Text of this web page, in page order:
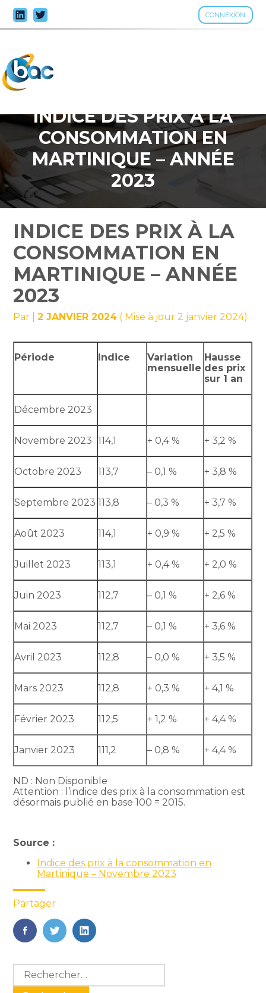
CONNEXION
Aller
au
INDICE DES PRIX À LA
CONSOMMATION EN
MARTINIQUE – ANNÉE
2023
INDICE DES PRIX À LA
CONSOMMATION EN
MARTINIQUE – ANNÉE
2023
Par |2 JANVIER 2024 ( Mise à jour 2 janvier 2024)
Période Indice
Variation
mensuelle
Hausse
des prix
sur 1 an
Décembre 2023
Novembre 2023 114,1 + 0,4 % + 3,2 %
Octobre 2023 113,7 – 0,1 % + 3,8 %
Septembre 2023 113,8 – 0,3 % + 3,7 %
Août 2023 114,1 + 0,9 % + 2,5 %
Juillet 2023 113,1 + 0,4 % + 2,0 %
Juin 2023 112,7 – 0,1 % + 2,6 %
Mai 2023 112,7 – 0,1 % + 3,6 %
Avril 2023 112,8 – 0,0 % + 3,5 %
Mars 2023 112,8 + 0,3 % + 4,1 %
Février 2023 112,5 + 1,2 % + 4,4 %
Janvier 2023 111,2 – 0,8 % + 4,4 %
ND : Non Disponible
Attention : l’indice des prix à la consommation est
désormais publié en base 100 = 2015.
Source :
Indice des prix à la consommation en
Martinique – Novembre 2023
Partager :
FaceBook
TwitterLinkedIn
Blog
sidebar
Rechercher :